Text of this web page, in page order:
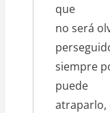
que
no será
siempre
puede
atraparlo,